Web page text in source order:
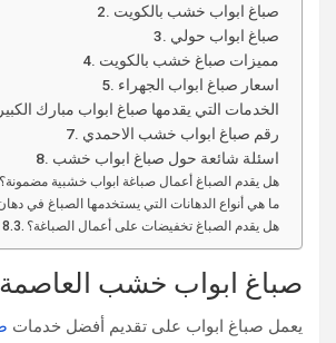
صباغ ابواب خشب بالكويت
صباغ ابواب حولي
مميزات صباغ خشب بالكويت
اسعار صباغ ابواب الجهراء
الخدمات التي يقدمها صباغ ابواب مبارك الكبير
رقم صباغ ابواب خشب الاحمدي
اسئلة شائعة حول صباغ ابواب خشب
هل يقدم الصباغ أعمال صباغة ابواب خشبية مضمونة؟
ما هي أنواع الدهانات التي يستخدمها الصباغ في
هل يقدم الصباغ تخفيضات على أعمال الصباغة؟
صباغ ابواب خشب العاصمة
يعمل صباغ ابواب على تقديم أفضل خدمات